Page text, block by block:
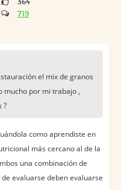
364
719
el mix de granos
mucho por mi trabajo ,
?
como aprendiste en
más cercano al de la
una combinación de
evaluarse deben evaluarse